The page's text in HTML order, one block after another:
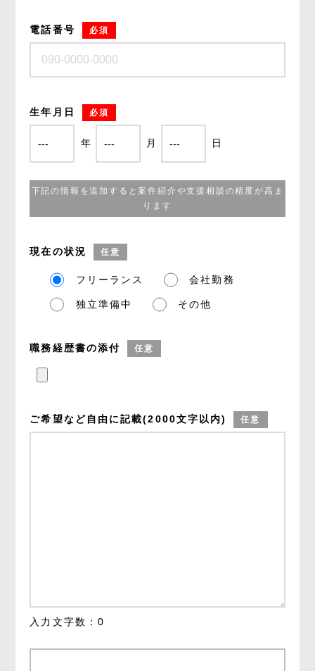
電話番号 必須
生年月日 必須
年 月 日
下記の情報を追加すると案件紹介や支援相談の精度が高ま
ります
現在の状況 任意
フリーランス 会社勤務
独立準備中 その他
職務経歴書の添付 任意
ご希望など自由に記載(2000文字以内) 任意
入力文字数： 0